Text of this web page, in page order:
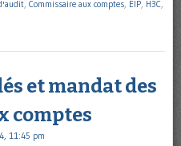
Commissaire aux comptes EIP H3C
et mandat des
comptes
11:45 pm